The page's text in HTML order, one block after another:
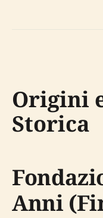
Origini
Storica
Anni